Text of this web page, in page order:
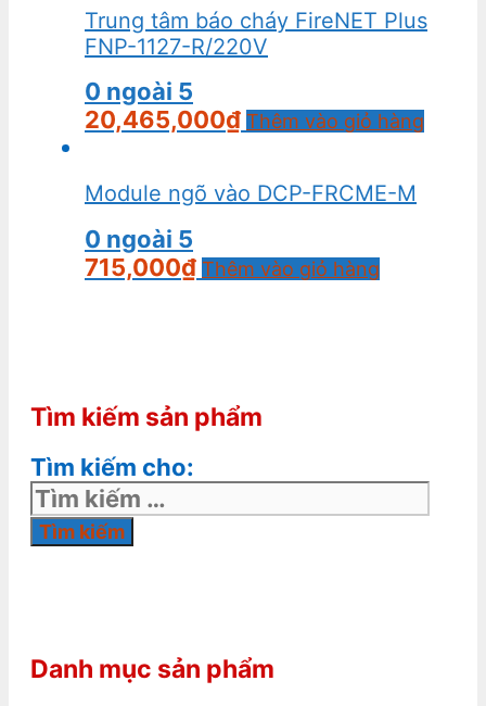
Trung tâm báo cháy FireNET Plus
FNP-1127-R/220V
0 ngoài 5
20,465,000₫ Thêm vào giỏ hàng
Module ngõ vào DCP-FRCME-M
0 ngoài 5
715,000₫ Thêm vào giỏ hàng
Tìm kiếm sản phẩm
Tìm kiếm cho:
Danh mục sản phẩm